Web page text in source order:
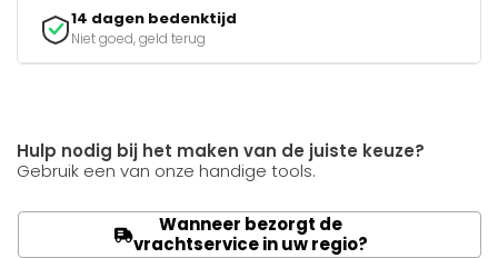
14 dagen bedenktijd
Niet goed, geld terug
Hulp nodig bij het maken van de juiste keuze?
Gebruik een van onze handige tools.
Wanneer bezorgt de
vrachtservice in uw regio?